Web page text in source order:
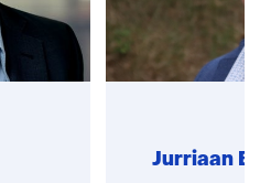
Jurriaan